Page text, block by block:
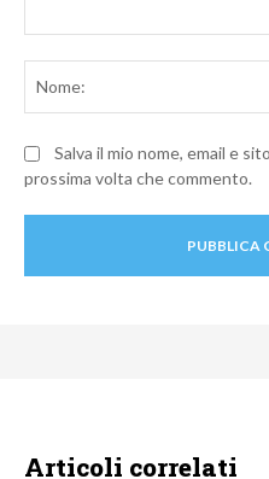
Salva il mio nome, email e
prossima volta che commento.
Articoli correlati